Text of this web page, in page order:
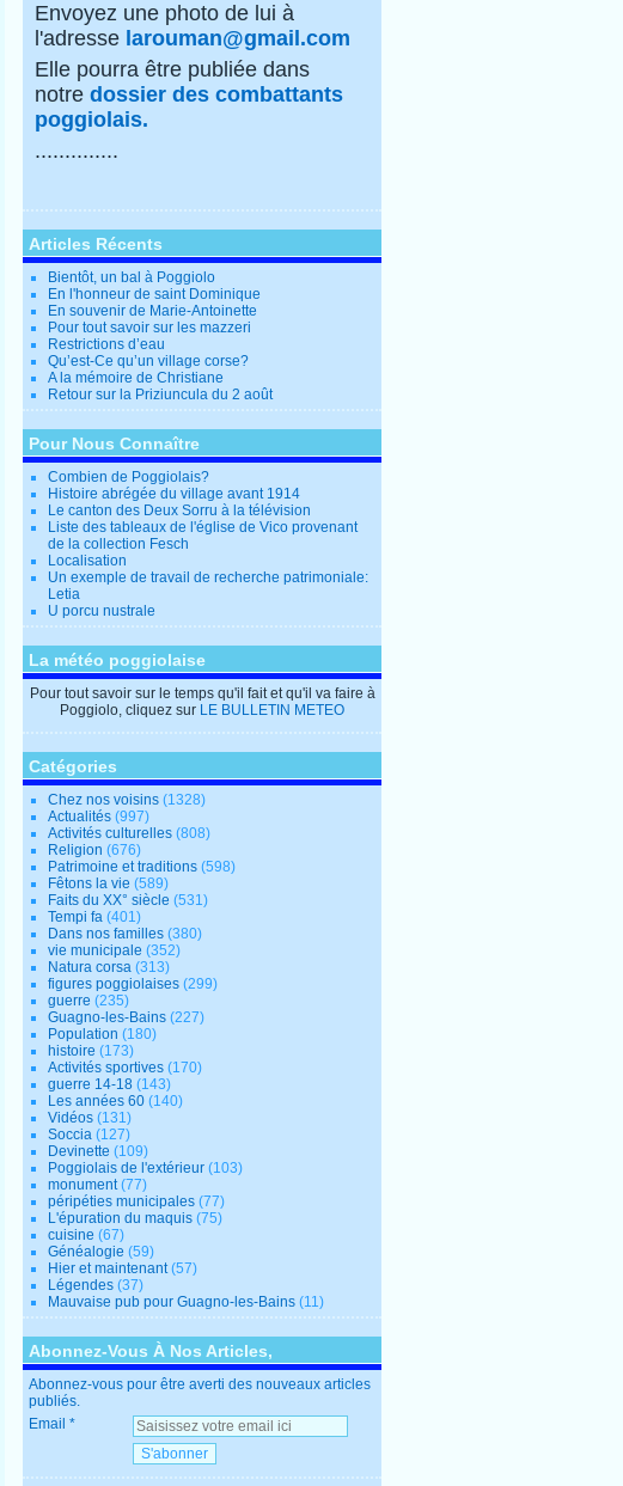
Envoyez une photo de lui à
l'adresse larouman@gmail.com
Elle pourra être publiée dans
notre dossier des combattants
poggiolais.
..............
Articles Récents
Bientôt, un bal à Poggiolo
En l'honneur de saint Dominique
En souvenir de Marie-Antoinette
Pour tout savoir sur les mazzeri
Restrictions d’eau
Qu’est-Ce qu’un village corse?
A la mémoire de Christiane
Retour sur la Priziuncula du 2 août
Pour Nous Connaître
Combien de Poggiolais?
Histoire abrégée du village avant 1914
Le canton des Deux Sorru à la télévision
Liste des tableaux de l'église de Vico provenant
de la collection Fesch
Localisation
Un exemple de travail de recherche patrimoniale:
Letia
U porcu nustrale
La météo poggiolaise
Pour tout savoir sur le temps qu'il fait et qu'il va faire à
Poggiolo, cliquez sur LE BULLETIN METEO
Catégories
Chez nos voisins (1328)
Actualités (997)
Activités culturelles (808)
Religion (676)
Patrimoine et traditions (598)
Fêtons la vie (589)
Faits du XX° siècle (531)
Tempi fa (401)
Dans nos familles (380)
vie municipale (352)
Natura corsa (313)
figures poggiolaises (299)
guerre (235)
Guagno-les-Bains (227)
Population (180)
histoire (173)
Activités sportives (170)
guerre 14-18 (143)
Les années 60 (140)
Vidéos (131)
Soccia (127)
Devinette (109)
Poggiolais de l'extérieur (103)
monument(77)
péripéties municipales (77)
L'épuration du maquis (75)
cuisine (67)
Généalogie (59)
Hier et maintenant(57)
Légendes (37)
Mauvaise pub pour Guagno-les-Bains (11)
Abonnez-Vous À Nos Articles,
Abonnez-vous pour être averti des nouveaux articles
publiés.
Email